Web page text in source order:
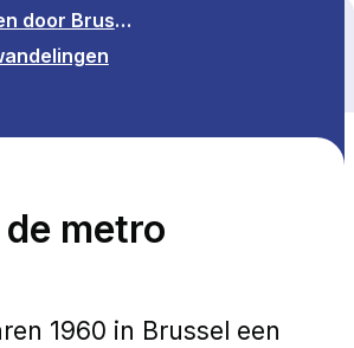
Wandelen door Brussel
metro
1960 in Brussel een